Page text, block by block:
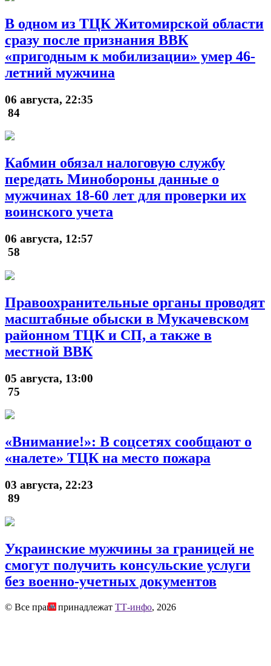
В одном из ТЦК Житомирской области
сразу после признания ВВК
«пригодным к мобилизации» умер 46-
летний мужчина
06 августа, 22:35
84
Кабмин обязал налоговую службу
передать Минобороны данные о
мужчинах 18-60 лет для проверки их
воинского учета
06 августа, 12:57
58
Правоохранительные органы проводят
масштабные обыски в Мукачевском
районном ТЦК и СП, а также в
местной ВВК
05 августа, 13:00
75
«Внимание!»: В соцсетях сообщают о
«налете» ТЦК на место пожара
03 августа, 22:23
89
Украинские мужчины за границей не
смогут получить консульские услуги
без военно-учетных документов
© Все права принадлежат ТТ-инфо, 2026